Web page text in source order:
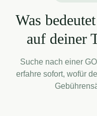
Was
auf deiner
Suche nach einer
erfahre sofort, wofür